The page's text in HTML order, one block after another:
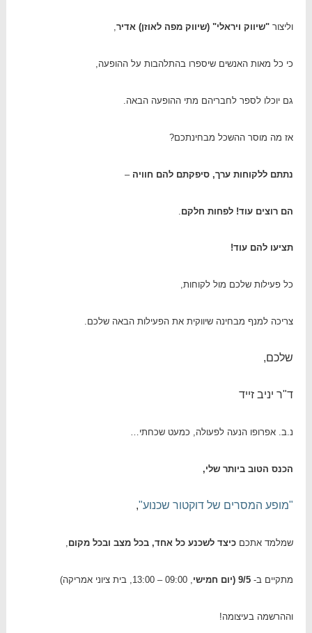
וליצור"שיווק ויראלי" (שיווק מפה לאוזן) אדיר,
כי כל מאות האנשים שיספרו בהתלהבות על ההופעה,
גם יוכלו לספר לחבריהם מתי ההופעה הבאה.
אז מה מוסר ההשכל מבחינתכם?
נתתם ללקוחות ערך, סיפקתם להם חוויה –
הם רוצים עוד! לפחות חלקם
תציעו להם עוד!
כל פעילות שלכם מול לקוחות,
צריכה למנף מבחינה שיווקית את הפעילות הבאה שלכם.
שלכם,
ד"ר יניב זייד
נ.ב. אפרופו הנעה לפעולה, כמעט שכחתי…
הכנס הטוב ביותר שלי,
"מופע המסרים של דוקטור שכנוע",
שמלמד אתכםכיצד לשכנע כל אחד, בכל מצב ובכל מקום
מתקיים ב-9/5 (יום חמישי , 09:00 – 13:00, בית ציוני אמריקה)
וההרשמה בעיצומה!